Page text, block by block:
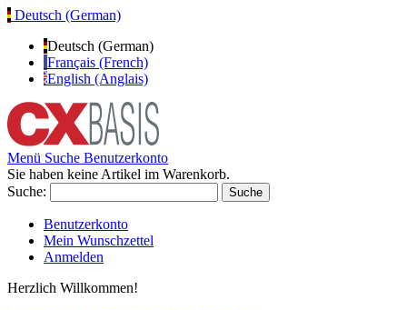
Deutsch (German)
Deutsch (German)
Français (French)
English (Anglais)
Menü Suche Benutzerkonto
Sie haben keine Artikel im Warenkorb.
Suche:
Suche
Benutzerkonto
Mein Wunschzettel
Anmelden
Herzlich Willkommen!